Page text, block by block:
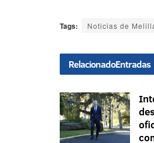
Tags: Noticias de
RelacionadoEntradas